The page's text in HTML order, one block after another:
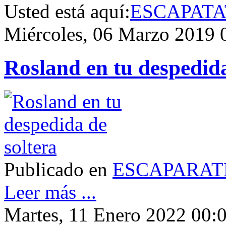
Usted está aquí:
Miércoles, 06 Marzo 2019
Rosland en tu
Publicado en
Leer más ...
Martes, 11 Enero 2022